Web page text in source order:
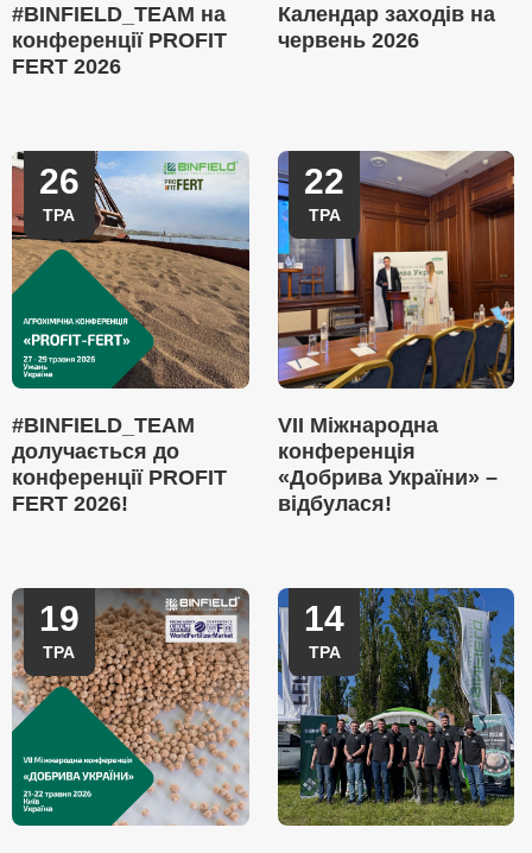
#BINFIELD_TEAM на
конференції PROFIT
FERT 2026
Календар заходів на
червень 2026
26
ТРА
#BINFIELD_TEAM
долучається до
конференції PROFIT
FERT 2026!
22
ТРА
VII Міжнародна
конференція
«Добрива України» –
відбулася!
19
ТРА
14
ТРА